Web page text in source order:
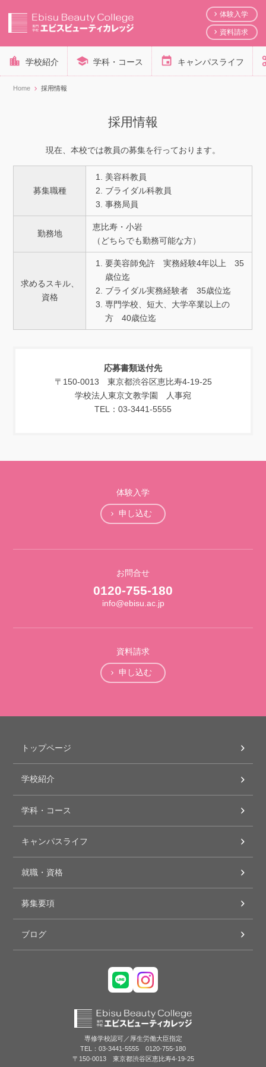
体験入学
資料請求
学校紹介 学科・コース キャンパスライフ
Home 採用情報
採用情報
現在、本校では教員の募集を行っております。
募集職種
美容科教員
ブライダル科教員
事務局員
勤務地
恵比寿・小岩
（どちらでも勤務可能な方）
求めるスキル、
資格
要美容師免許 実務経験4年以上 35
歳位迄
ブライダル実務経験者 35歳位迄
専門学校、短大、大学卒業以上の
方 40歳位迄
応募書類送付先
〒150-0013 東京都渋谷区恵比寿4-19-25
学校法人東京文教学園 人事宛
TEL：03-3441-5555
体験入学
申し込む
お問合せ
0120-755-180
info@ebisu.ac.jp
資料請求
申し込む
トップページ
学校紹介
学科・コース
キャンパスライフ
就職・資格
募集要項
ブログ
専修学校認可／厚生労働大臣指定
TEL：03-3441-5555 0120-755-180
〒150-0013 東京都渋谷区恵比寿4-19-25